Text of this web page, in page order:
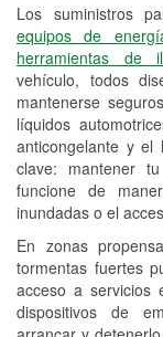
Los suministros
equipos de
herramientas de
vehículo, todos
mantenerse
líquidos
anticongelante y el
clave: mantener
funcione de
inundadas o el
En zonas
tormentas fuertes
acceso a servicios
dispositivos de